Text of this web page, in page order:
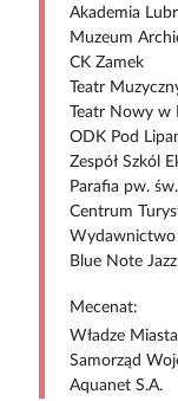
Akademia
Muzeum
CK Zamek
Teatr
Teatr Nowy w
ODK Pod
Zespół Szkól
Parafia pw.
Centrum
Wydawnictwo
Blue Note
Mecenat:
Władze
Samorząd
Aquanet S.A.